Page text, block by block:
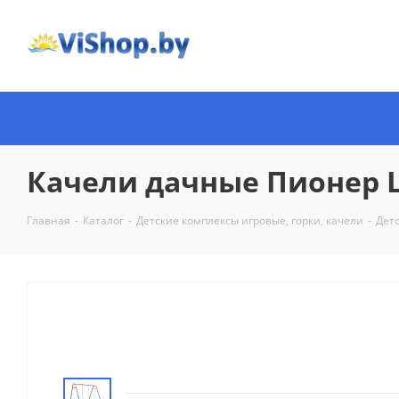
Качели дачные Пионер
Главная - Каталог - Детские комплексы игровые, горки, качели -